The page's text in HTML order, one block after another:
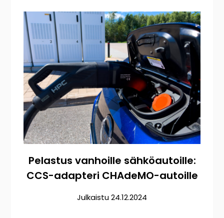
Pelastus vanhoille sähköautoille:
CCS-adapteri CHAdeMO-autoille
Julkaistu24.12.2024